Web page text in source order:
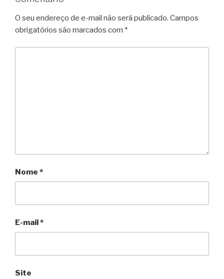
O seu endereço de e-mail não será publicado. Campos
obrigatórios são marcados com *
Nome *
E-mail*
Site